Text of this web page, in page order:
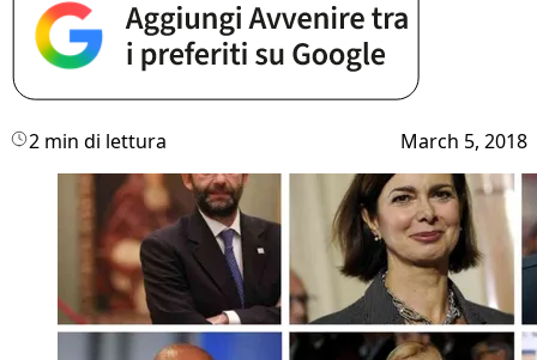
2 min di lettura March 5, 2018